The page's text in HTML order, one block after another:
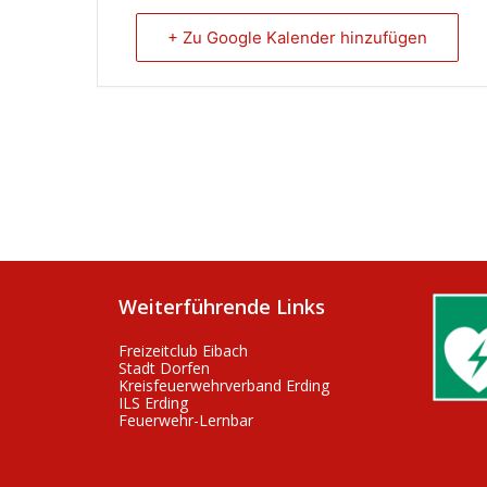
+ Zu Google Kalender hinzufügen
Weiterführende Links
Freizeitclub Eibach
Stadt Dorfen
Kreisfeuerwehrverband Erding
ILS Erding
Feuerwehr-Lernbar